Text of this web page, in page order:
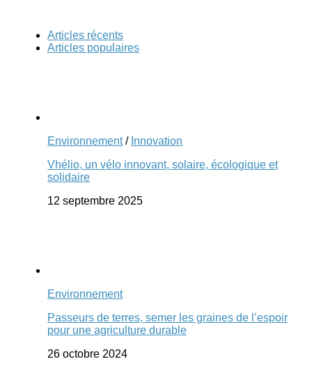
Articles récents
Articles populaires
Environnement/ Innovation
Vhélio, un vélo innovant, solaire, écologique et
solidaire
12 septembre 2025
Environnement
Passeurs de terres, semer les graines de l’espoir
pour une agriculture durable
26 octobre 2024